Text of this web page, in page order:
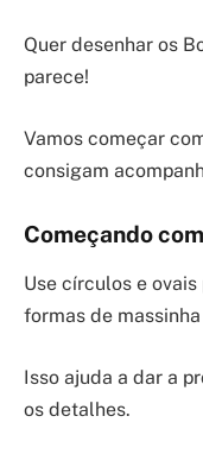
Quer desenhar os
parece!
Vamos começar
consigam
Começando
Use círculos e
formas de
Isso ajuda a dar a
os detalhes.